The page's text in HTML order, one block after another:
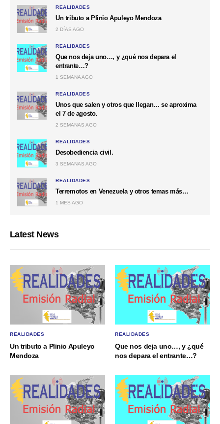
REALIDADES
Un tributo a Plinio Apuleyo Mendoza
2 DÍAS AGO
REALIDADES
Que nos deja uno…, y ¿qué nos depara el
entrante…?
1 SEMANA AGO
REALIDADES
Unos que salen y otros que llegan… se aproxima
el 7 de agosto.
2 SEMANAS AGO
REALIDADES
Desobediencia civil.
3 SEMANAS AGO
REALIDADES
Terremotos en Venezuela y otros temas más…
1 MES AGO
Latest News
REALIDADES
Un tributo a Plinio Apuleyo
Mendoza
REALIDADES
Que nos deja uno…, y ¿qué
nos depara el entrante…?